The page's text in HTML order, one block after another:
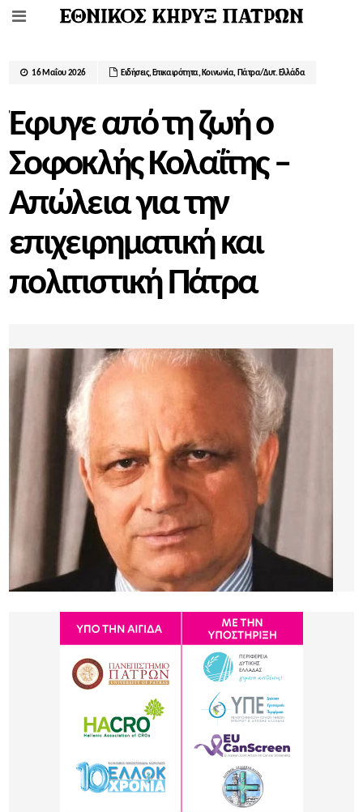
16 Μαΐου 2026 Ειδήσεις, Επικαιρότητα, Κοινωνία, Πάτρα/Δυτ. Ελλάδα
Έφυγε από τη ζωή ο
Σοφοκλής Κολαΐτης –
Απώλεια για την
επιχειρηματική και
πολιτιστική Πάτρα